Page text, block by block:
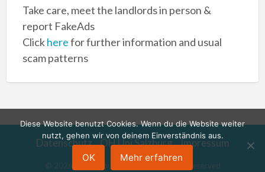
Take care, meet the landlords in person &
report FakeAds
Clickherefor further information and usual
scam patterns
Datenschutz ÖH Uni Salzburg Impressum
Diese Website benutzt Cookies. Wenn du die Website weiter
nutzt, gehen wir von deinem Einverständnis aus.
OK Mehr erfahren